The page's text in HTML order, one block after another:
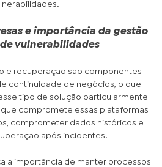
e importância da gestão
vulnerabilidades
e recuperação são componentes
continuidade de negócios, o que
tipo de solução particularmente
compromete essas plataformas
comprometer dados históricos e
após incidentes.
a importância de manter processos